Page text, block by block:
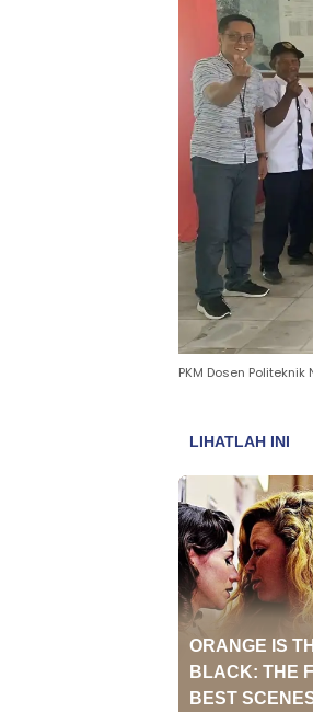
PKM Dosen